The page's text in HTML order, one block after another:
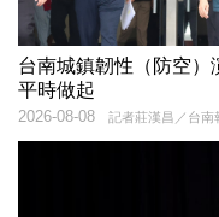
台南城鎮韌性（防空
平時做起
記者莊漢昌／台南
2026-08-08